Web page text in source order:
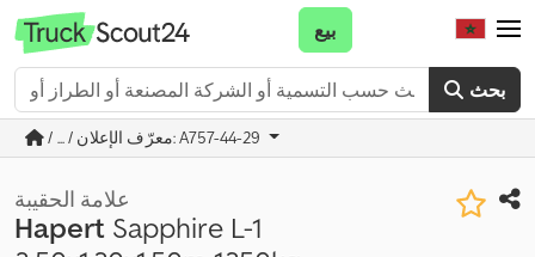
بحث
بيع
/ ... / معرّف الإعلان: A757-44-29
علامة الحقيبة
Hapert Sapphire L-1